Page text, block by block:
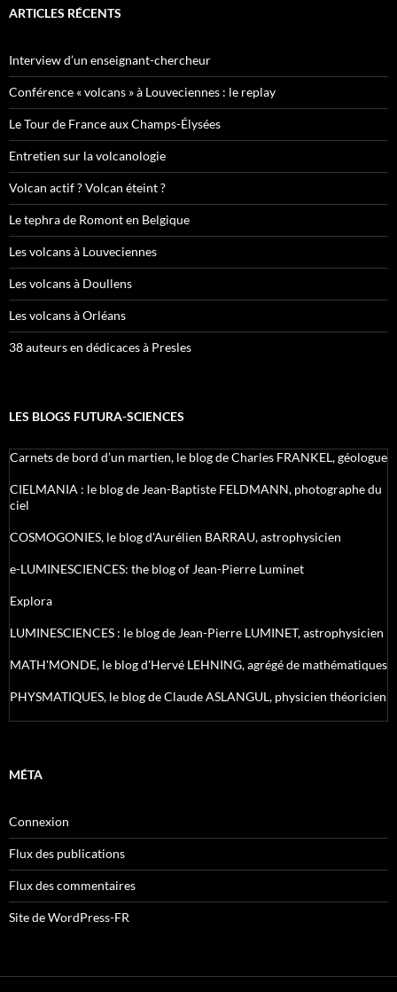
ARTICLES RÉCENTS
Interview d’un enseignant-chercheur
Conférence « volcans » à Louveciennes : le replay
Le Tour de France aux Champs-Élysées
Entretien sur la volcanologie
Volcan actif ? Volcan éteint ?
Le tephra de Romont en Belgique
Les volcans à Louveciennes
Les volcans à Doullens
Les volcans à Orléans
38 auteurs en dédicaces à Presles
LES BLOGS FUTURA-SCIENCES
Carnets de bord d’un martien, le blog de Charles FRANKEL, géologue
CIELMANIA : le blog de Jean-Baptiste FELDMANN, photographe du
ciel
COSMOGONIES, le blog d'Aurélien BARRAU, astrophysicien
e-LUMINESCIENCES: the blog of Jean-Pierre Luminet
Explora
LUMINESCIENCES : le blog de Jean-Pierre LUMINET, astrophysicien
MATH'MONDE, le blog d'Hervé LEHNING, agrégé de mathématiques
PHYSMATIQUES, le blog de Claude ASLANGUL, physicien théoricien
MÉTA
Connexion
Flux des publications
Flux des commentaires
Site de WordPress-FR